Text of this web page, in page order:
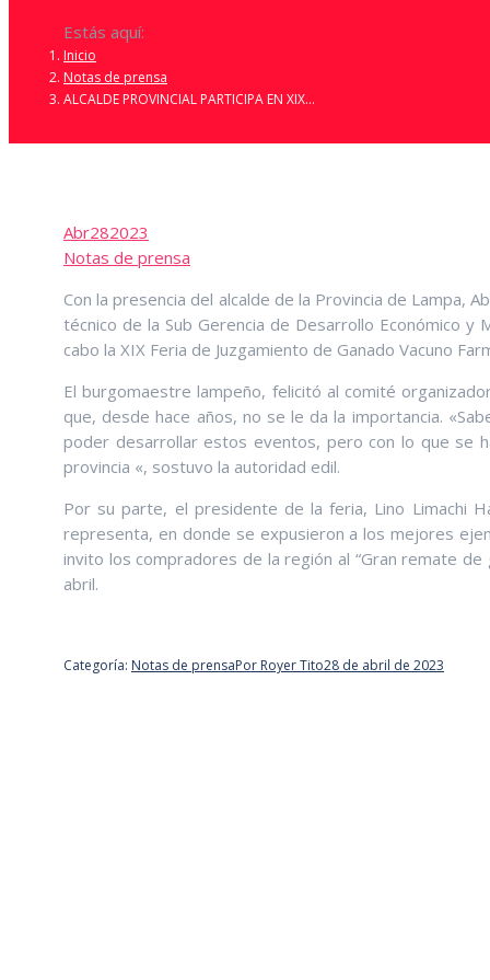
Estás aquí:
Inicio
Notas de prensa
ALCALDE PROVINCIAL PARTICIPA EN XIX…
Abr282023
Notas de prensa
Con la presencia del alcalde de la Provincia de Lampa,
técnico de la Sub Gerencia de Desarrollo Económico
cabo la XIX Feria de Juzgamiento de Ganado Vacuno
El burgomaestre lampeño, felicitó al comité
que, desde hace años, no se le da la importancia.
poder desarrollar estos eventos, pero con lo que se
provincia «, sostuvo la autoridad edil.
Por su parte, el presidente de la feria, Lino Limachi
representa, en donde se expusieron a los mejores
invito los compradores de la región al “Gran remate
abril.
Categoría: Notas de prensaPor Royer Tito28 de abril de 2023